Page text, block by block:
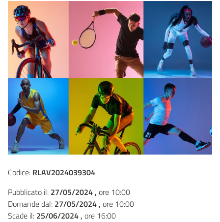
Codice: RLAV2024039304
Pubblicato il: 27/05/2024 , ore 10:00
Domande dal: 27/05/2024 , ore 10:00
Scade il: 25/06/2024 , ore 16:00